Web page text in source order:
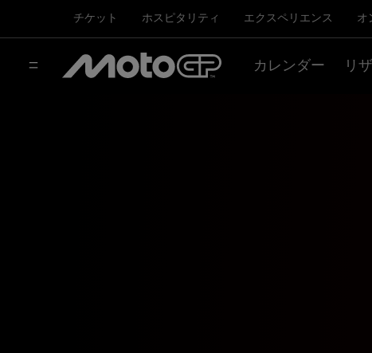
チケット ホスピタリティ エクスペリエンス オ
カレンダー リ